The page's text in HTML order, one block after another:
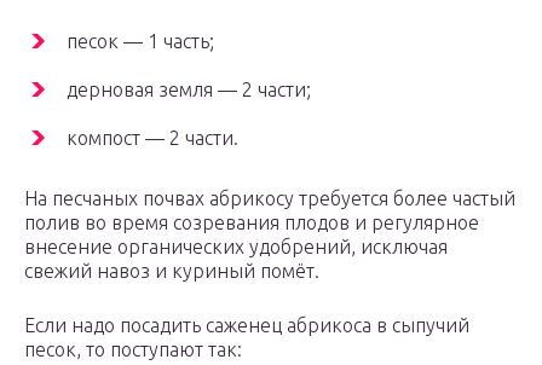
песок — 1 часть;
дерновая земля — 2 части;
компост — 2 части.
На песчаных почвах абрикосу требуется более частый
полив во время созревания плодов и регулярное
внесение органических удобрений, исключая
свежий навоз и куриный помёт.
Если надо посадить саженец абрикоса в сыпучий
песок, то поступают так: